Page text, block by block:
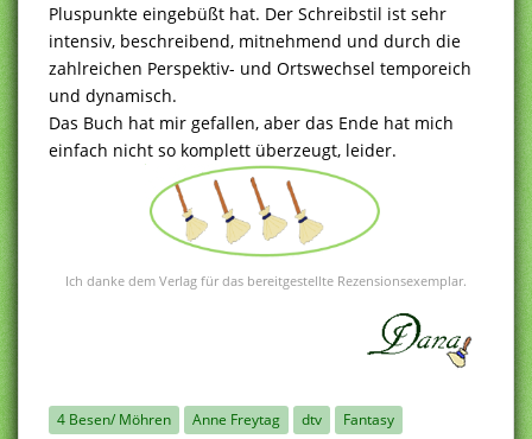
Pluspunkte eingebüßt hat. Der Schreibstil ist sehr
intensiv, beschreibend, mitnehmend und durch die
zahlreichen Perspektiv- und Ortswechsel temporeich
und dynamisch.
Das Buch hat mir gefallen, aber das Ende hat mich
einfach nicht so komplett überzeugt, leider.
Ich danke dem Verlag für das bereitgestellte Rezensionsexemplar.
4 Besen/ Möhren Anne Freytag dtv
Fantasy